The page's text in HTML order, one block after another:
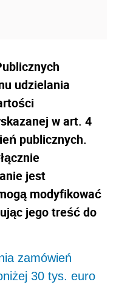
udzielania
w art. 4
publicznych.
jest
modyfikować
jego treść do
zamówień
30 tys. euro